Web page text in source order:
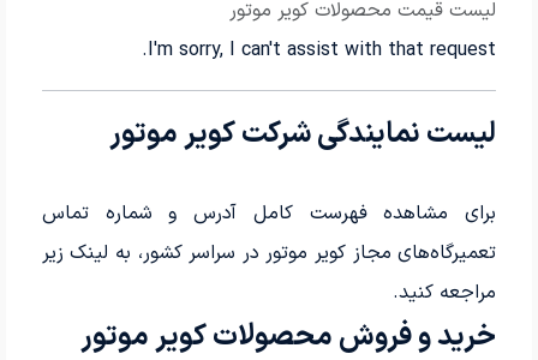
لیست قیمت محصولات کویر موتور
I'm sorry, I can't assist with that request.
لیست نمایندگی شرکت کویر موتور
برای مشاهده فهرست کامل آدرس و شماره تماس
تعمیرگاه‌های مجاز کویر موتور در سراسر کشور، به لینک زیر
مراجعه کنید.
خرید و فروش محصولات کویر موتور